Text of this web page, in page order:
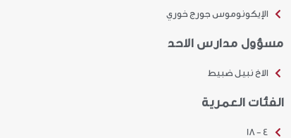
الإيكونوموس جورج خوري
مسؤول مدارس الاحد
الاخ نبيل ضبيط
الفئات العمرية
4 - 18